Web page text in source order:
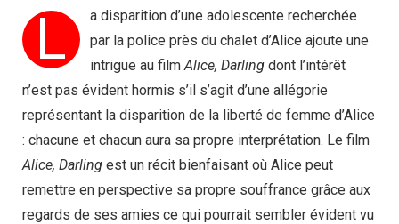
L
a disparition d’une adolescente recherchée
par la police près du chalet d’Alice ajoute une
intrigue au film Alice, Darling dont l’intérêt
n’est pas évident hormis s’il s’agit d’une allégorie
représentant la disparition de la liberté de femme d’Alice
: chacune et chacun aura sa propre interprétation. Le film
Alice, Darling est un récit bienfaisant où Alice peut
remettre en perspective sa propre souffrance grâce aux
regards de ses amies ce qui pourrait sembler évident vu